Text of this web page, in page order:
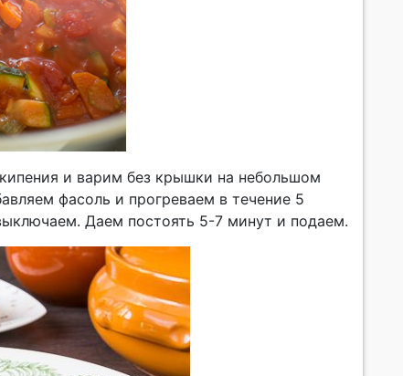
и варим без крышки на небольшом
фасоль и прогреваем в течение 5
Даем постоять 5-7 минут и подаем.